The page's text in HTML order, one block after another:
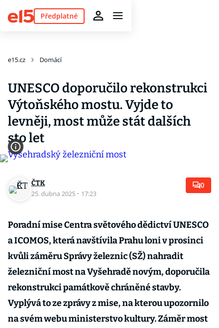
Předplatné
e15.cz Domácí
UNESCO doporučilo rekonstrukci
Výtoňského mostu. Vyjde to
levněji, most může stát dalších
sto let
ČTK
25. dubna 2025 · 17:23
0
Poradní mise Centra světového dědictví UNESCO
a ICOMOS, která navštívila Prahu loni v prosinci
kvůli záměru Správy železnic (SŽ) nahradit
železniční most na Vyšehradě novým, doporučila
rekonstrukci památkově chráněné stavby.
Vyplývá to ze zprávy z mise, na kterou upozornilo
na svém webu ministerstvo kultury. Záměr most